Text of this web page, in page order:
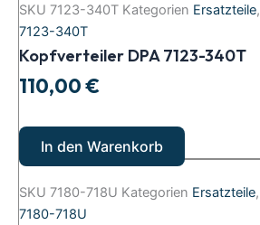
SKU 7123-340T Kategorien Ersatzteile,
7123-340T
Kopfverteiler DPA 7123-340T
110,00€
In den Warenkorb
SKU 7180-718U Kategorien Ersatzteile,
7180-718U